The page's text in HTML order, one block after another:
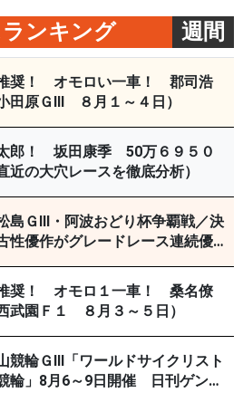
ンキング 週間
奨！ オモロい一車！ 郡司浩
田原ＧⅢ ８月１～４日）
郎！ 坂田康季 50万６９５０
近の大穴レースを徹底分析）
島ＧⅢ・阿波おどり杯争覇戦／決
性優作がグレードレース連続優
奨！ オモロ１一車！ 桑名僚
武園Ｆ１ ８月３～５日）
競輪ＧⅢ「ワールドサイクリスト
輪」8月6～9日開催 日刊ゲンダ